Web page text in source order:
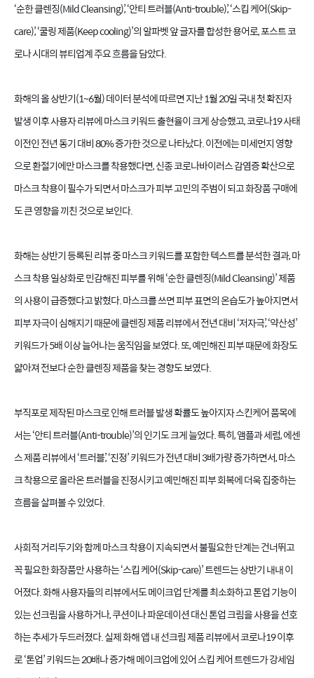
‘순한 클렌징(Mild Cleansing)’, ‘안티 트러블(Anti-trouble)’, ‘스킵 케어(Skip-
care)’, ‘쿨링 제품(Keep cooling)’의 알파벳 앞 글자를 합성한 용어로, 포스트 코
로나 시대의 뷰티업계 주요 흐름을 담았다.
화해의 올 상반기(1~6월) 데이터 분석에 따르면 지난 1월 20일 국내 첫 확진자
발생 이후 사용자 리뷰에 마스크 키워드 출현율이 크게 상승했고, 코로나19 사태
이전인 전년 동기 대비 80% 증가한 것으로 나타났다. 이전에는 미세먼지 영향
으로 환절기에만 마스크를 착용했다면, 신종 코로나바이러스 감염증 확산으로
마스크 착용이 필수가 되면서 마스크가 피부 고민의 주범이 되고 화장품 구매에
도 큰 영향을 끼친 것으로 보인다.
화해는 상반기 등록된 리뷰 중 마스크 키워드를 포함한 텍스트를 분석한 결과, 마
스크 착용 일상화로 민감해진 피부를 위해 ‘순한 클렌징(Mild Cleansing)’ 제품
의 사용이 급증했다고 밝혔다. 마스크를 쓰면 피부 표면의 온습도가 높아지면서
피부 자극이 심해지기 때문에 클렌징 제품 리뷰에서 전년 대비 ‘저자극’, ‘약산성’
키워드가 5배 이상 늘어나는 움직임을 보였다. 또, 예민해진 피부 때문에 화장도
얇아져 전보다 순한 클렌징 제품을 찾는 경향도 보였다.
부직포로 제작된 마스크로 인해 트러블 발생 확률도 높아지자 스킨케어 품목에
서는 ‘안티 트러블(Anti-trouble)’의 인기도 크게 늘었다. 특히, 앰플과 세럼, 에센
스 제품 리뷰에서 ‘트러블’, ‘진정’ 키워드가 전년 대비 3배가량 증가하면서, 마스
크 착용으로 올라온 트러블을 진정시키고 예민해진 피부 회복에 더욱 집중하는
흐름을 살펴볼 수 있었다.
사회적 거리두기와 함께 마스크 착용이 지속되면서 불필요한 단계는 건너뛰고
꼭 필요한 화장품만 사용하는 ‘스킵 케어(Skip-care)’ 트렌드는 상반기 내내 이
어졌다. 화해 사용자들의 리뷰에서도 메이크업 단계를 최소화하고 톤업 기능이
있는 선크림을 사용하거나, 쿠션이나 파운데이션 대신 톤업 크림을 사용을 선호
하는 추세가 두드러졌다. 실제 화해 앱 내 선크림 제품 리뷰에서 코로나19 이후
로 ‘톤업’ 키워드는 20배나 증가해 메이크업에 있어 스킵 케어 트렌드가 강세임